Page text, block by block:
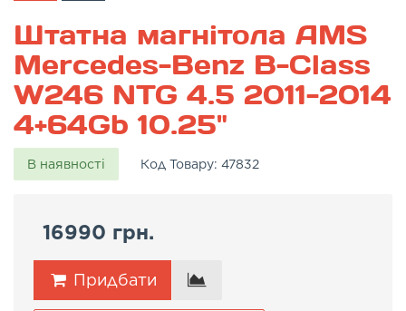
Штатна магнітола AMS
Mercedes-Benz B-Class
W246 NTG 4.5 2011-2014
4+64Gb 10.25"
В наявності Код Товару: 47832
16990 грн.
Придбати